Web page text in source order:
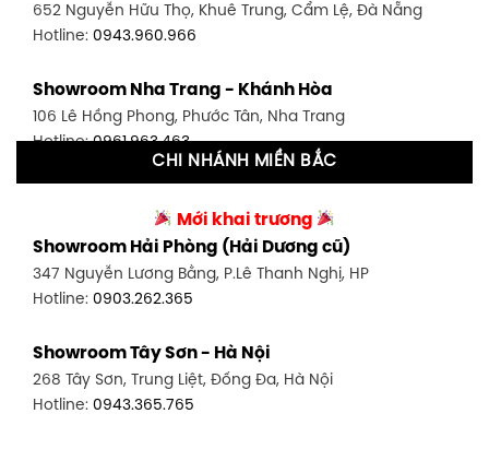
Hotline:0902.716.230
591 Hoàng Văn Thụ, P. 4, Tân Bình, TP HCM
Hotline:0906.256.759
0986.71.8448
Showroom Thuận An - Bình Dương
66 đường DT743, An Phú, Thuận An, Bình Dương
Showroom Biên Hòa - Đồng Nai
452 Nguyễn Ái Quốc, Tân Tiến, TP. Biên Hòa, Đồng Nai
652 Nguyễn Hữu Thọ, Khuê Trung, Cẩm Lệ, Đà Nẵng
Hotline: 0943.960.966
Showroom Nha Trang - Khánh Hòa
106 Lê Hồng Phong, Phước Tân, Nha Trang
Hotline:0961.963.463
27-29 Nguyễn Sỹ Sách, Hưng Bình, TP Vinh, Nghệ An
Hotline:0943.960.966
Showroom Buôn Ma Thuột
Hotline:0934.02.18.18
CHI NHÁNH MIỀN BẮC
Mới khai trương
Showroom Hải Phòng (Hải Dương cũ)
347 Nguyễn Lương Bằng, P.Lê Thanh Nghị, HP
Hotline: 0903.262.365
Showroom Tây Sơn - Hà Nội
268 Tây Sơn, Trung Liệt, Đống Đa, Hà Nội
Hotline: 0943.365.765